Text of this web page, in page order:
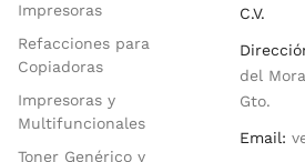
Impresoras
Refacciones para
Copiadoras
Impresoras y
Multifuncionales
Toner Genérico y
C.V.
del
Gto.
Email: